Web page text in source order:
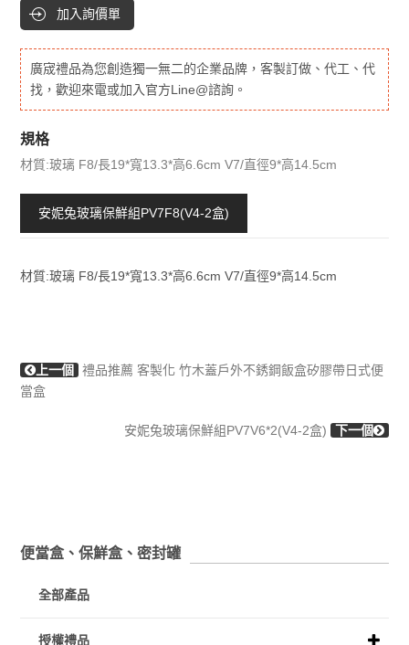
加入詢價單
廣宬禮品為您創造獨一無二的企業品牌，客製訂做、代工、代
找，歡迎來電或加入官方Line@諮詢。
規格
材質:玻璃 F8/長19*寬13.3*高6.6cm V7/直徑9*高14.5cm
安妮兔玻璃保鮮組PV7F8(V4-2盒)
材質:玻璃 F8/長19*寬13.3*高6.6cm V7/直徑9*高14.5cm
上一個
禮品推薦 客製化 竹木蓋戶外不銹鋼飯盒矽膠帶日式便
當盒
安妮兔玻璃保鮮組PV7V6*2(V4-2盒) 下一個
便當盒、保鮮盒、密封罐
全部產品
授權禮品